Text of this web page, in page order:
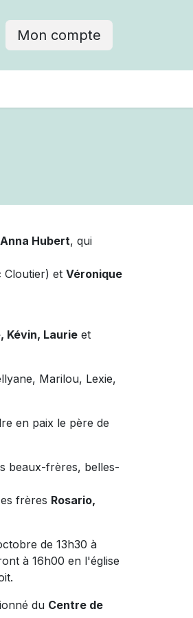
Mon compte
Hubert, qui
Cloutier) et Véronique
Kévin, Laurie et
Marilou, Lexie,
en paix le père de
beaux-frères, belles-
frères Rosario,
de 13h30 à
à 16h00 en l'église
du Centre de